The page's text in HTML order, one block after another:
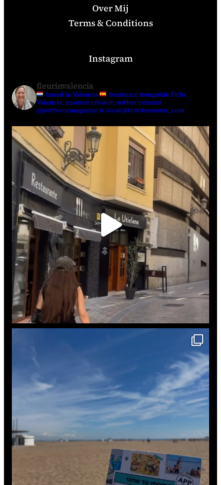
Over Mij
Terms & Conditions
Instagram
fleurinvalencia
based in Valencia
freelance tourguide FitIn
Valencia, content creator, author column
@porfavormagazine & local @timetomomo_com